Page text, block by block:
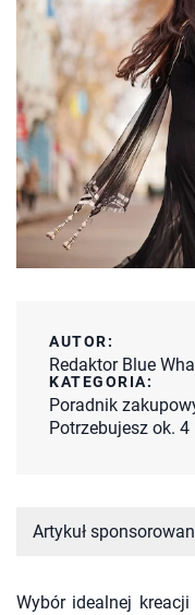
AUTOR:
Redaktor Blue
KATEGORIA:
Poradnik
Potrzebujesz ok.
Artykuł
Wybór idealnej